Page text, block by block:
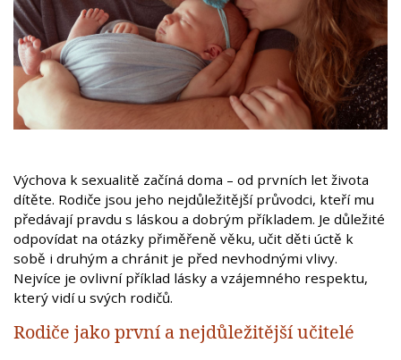
Výchova k sexualitě začíná doma – od prvních let života
dítěte. Rodiče jsou jeho nejdůležitější průvodci, kteří mu
předávají pravdu s láskou a dobrým příkladem. Je důležité
odpovídat na otázky přiměřeně věku, učit děti úctě k
sobě i druhým a chránit je před nevhodnými vlivy.
Nejvíce je ovlivní příklad lásky a vzájemného respektu,
který vidí u svých rodičů.
Rodiče jako první a nejdůležitější učitelé